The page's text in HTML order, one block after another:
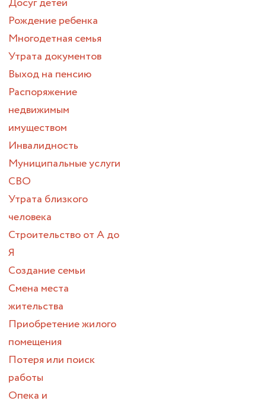
Рождение ребенка
Многодетная семья
Утрата документов
Выход на пенсию
Распоряжение
недвижимым
имуществом
Инвалидность
Муниципальные услуги
СВО
Утрата близкого
человека
Строительство от А до
Я
Создание семьи
Смена места
жительства
Приобретение жилого
помещения
Потеря или поиск
работы
Опека и